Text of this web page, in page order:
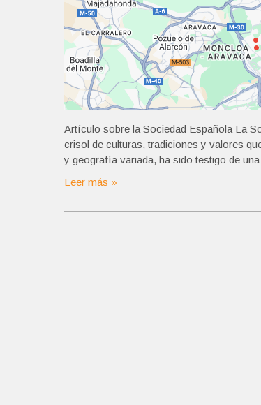
Artículo sobre la Sociedad Española La
crisol de culturas, tradiciones y valores
y geografía variada, ha sido testigo de
Leer más »